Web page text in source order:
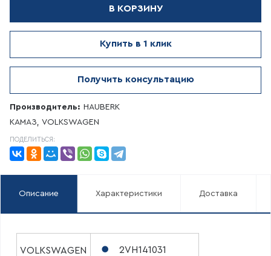
В КОРЗИНУ
Купить в 1 клик
Получить консультацию
Производитель: HAUBERK
КАМАЗ, VOLKSWAGEN
ПОДЕЛИТЬСЯ:
Описание Характеристики Доставка
VOLKSWAGEN 2VH141031